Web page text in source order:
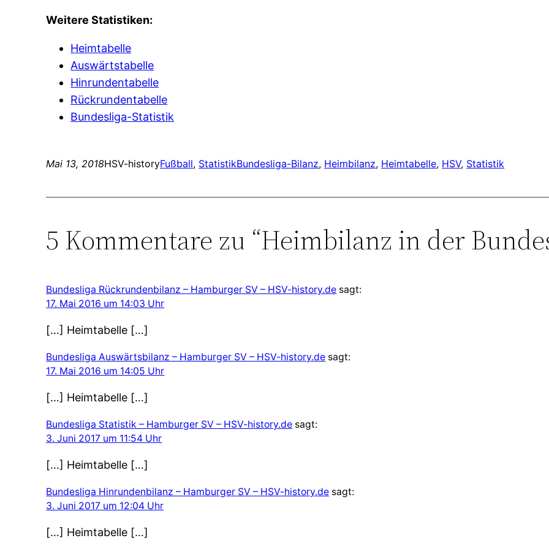
Weitere Statistiken:
Heimtabelle
Auswärtstabelle
Hinrundentabelle
Rückrundentabelle
Bundesliga-Statistik
Mai 13, 2018HSV-historyFußball, StatistikBundesliga-Bilanz, Heimbilanz, Heimtabelle, HSV, Statistik
5 Kommentare zu “Heimbilanz in der
Bundesliga Rückrundenbilanz – Hamburger SV – HSV-history.de sagt:
17. Mai 2016 um 14:03 Uhr
[…] Heimtabelle […]
Bundesliga Auswärtsbilanz – Hamburger SV – HSV-history.de sagt:
17. Mai 2016 um 14:05 Uhr
[…] Heimtabelle […]
Bundesliga Statistik – Hamburger SV – HSV-history.de sagt:
3. Juni 2017 um 11:54 Uhr
[…] Heimtabelle […]
Bundesliga Hinrundenbilanz – Hamburger SV – HSV-history.de sagt:
3. Juni 2017 um 12:04 Uhr
[…] Heimtabelle […]